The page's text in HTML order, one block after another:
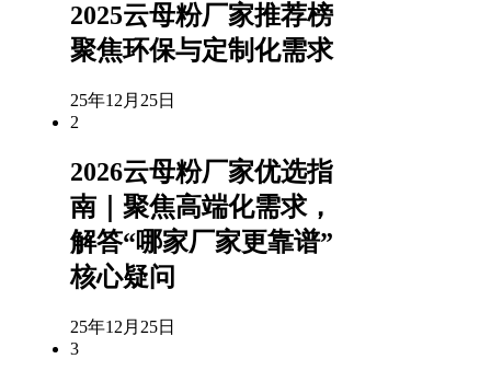
2025云母粉厂家推荐榜
聚焦环保与定制化需求
25年12月25日
2
2026云母粉厂家优选指
南｜聚焦高端化需求，
解答“哪家厂家更靠谱”
核心疑问
25年12月25日
3